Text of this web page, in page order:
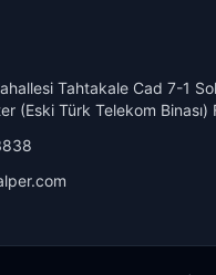
Tahtakale Cad 7-1
(Eski Türk Telekom Binası)